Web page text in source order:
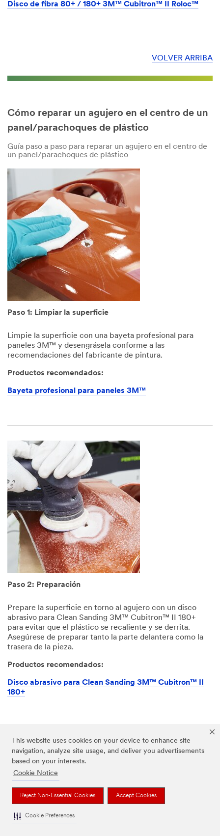
This website uses cookies on your device to enhance site
navigation, analyze site usage, and deliver you advertisements
based on your interests.
Cookie Notice
Reject Non-Essential Cookies Accept Cookies
Cookie Preferences
Disco de fibra 80+ / 180+ 3M™ Cubitron™ II Roloc™
VOLVER ARRIBA
Cómo reparar un agujero en el centro de un
panel/parachoques de plástico
Guía paso a paso para reparar un agujero en el centro de
un panel/parachoques de plástico
Paso 1: Limpiar la superficie
Limpie la superficie con una bayeta profesional para
paneles 3M™ y desengrásela conforme a las
recomendaciones del fabricante de pintura.
Productos recomendados:
Bayeta profesional para paneles 3M™
Paso 2: Preparación
Prepare la superficie en torno al agujero con un disco
abrasivo para Clean Sanding 3M™ Cubitron™ II 180+
para evitar que el plástico se recaliente y se derrita.
Asegúrese de preparar tanto la parte delantera como la
trasera de la pieza.
Productos recomendados:
Disco abrasivo para Clean Sanding 3M™ Cubitron™ II
180+